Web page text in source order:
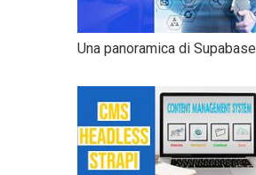
Una panoramica di Supabase